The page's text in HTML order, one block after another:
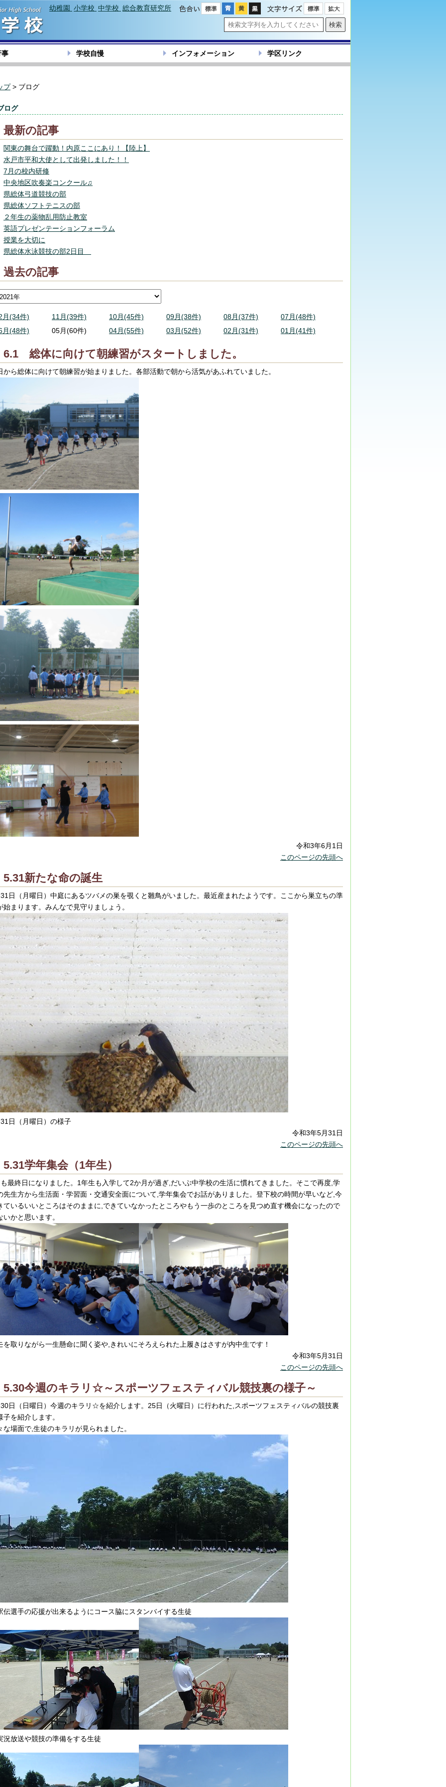
色合い 文字サイズ
幼稚園 小学校 中学校 総合教育研究所
事 学校自慢 インフォメーション 学区リンク
プ> ブログ
ログ
最新の記事
関東の舞台で躍動！内原ここにあり！【陸上】
水戸市平和大使として出発しました！！
7月の校内研修
中央地区吹奏楽コンクール♫
県総体弓道競技の部
県総体ソフトテニスの部
２年生の薬物乱用防止教室
英語プレゼンテーションフォーラム
授業を大切に
県総体水泳競技の部2日目
過去の記事
月(34件) 11月(39件) 10月(45件) 09月(38件) 08月(37件)
07月(48件)
月(48件)
05月(60件) 04月(55件) 03月(52件) 02月(31件) 01月(41件)
6.1 総体に向けて朝練習がスタートしました。
から総体に向けて朝練習が始まりました。各部活動で朝から活気があふれていました。
令和3年6月1日
このページの先頭へ
5.31新たな命の誕生
日（月曜日）中庭にあるツバメの巣を覗くと雛鳥がいました。最近産まれたようです。ここから巣立ちの準
始まります。みんなで見守りましょう。
日（月曜日）の様子
令和3年5月31日
このページの先頭へ
5.31学年集会（1年生）
最終日になりました。1年生も入学して2か月が過ぎ,だいぶ中学校の生活に慣れてきました。そこで再度,学
先生方から生活面・学習面・交通安全面について,学年集会でお話がありました。登下校の時間が早いなど,今
ているいいところはそのままに,できていなかったところやもう一歩のところを見つめ直す機会になったので
いかと思います。
を取りながら一生懸命に聞く姿や,きれいにそろえられた上履きはさすが内中生です！
令和3年5月31日
このページの先頭へ
5.30今週のキラリ☆～スポーツフェスティバル競技裏の様子～
日（日曜日）今週のキラリ☆を紹介します。25日（火曜日）に行われた,スポーツフェスティバルの競技裏
子を紹介します。
な場面で,生徒のキラリが見られました。
選手の応援が出来るようにコース脇にスタンバイする生徒
放送や競技の準備をする生徒